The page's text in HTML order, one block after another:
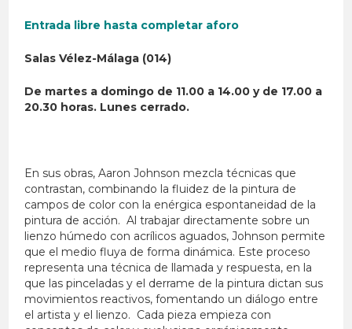
Entrada libre hasta completar aforo
Salas Vélez-Málaga (014)
De martes a domingo de 11.00 a 14.00 y de 17.00 a
20.30 horas. Lunes cerrado.
En sus obras, Aaron Johnson mezcla técnicas que
contrastan, combinando la fluidez de la pintura de
campos de color con la enérgica espontaneidad de la
pintura de acción. Al trabajar directamente sobre un
lienzo húmedo con acrílicos aguados, Johnson permite
que el medio fluya de forma dinámica. Este proceso
representa una técnica de llamada y respuesta, en la
que las pinceladas y el derrame de la pintura dictan sus
movimientos reactivos, fomentando un diálogo entre
el artista y el lienzo. Cada pieza empieza con